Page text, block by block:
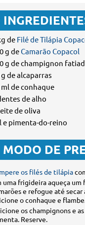
de Filé de Tilápia
g deCamarão Copacol
g de champignon
g de alcaparras
ml de conhaque
de alho
de oliva
e pimenta-do-reino
MODO DE
os filés de tilápia
uma frigideira aqueça
e refogue até secar
o conhaque e
os champignons e
Reserve.